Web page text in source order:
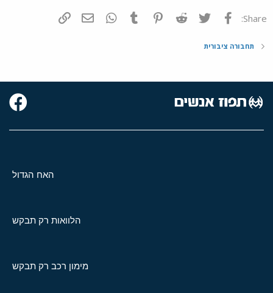
Share: פייסבוק Twitter
Reddit
Pinterest
Tumblr
WhatsAppדואר אלקטרוני
תחבורה ציבורית
האח הגדול
הלוואות רק תבקש
מימון רכב רק תבקש